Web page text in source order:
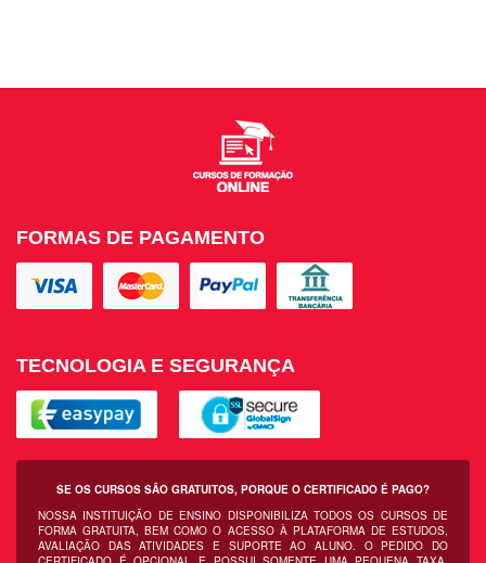
FORMAS DE PAGAMENTO
TECNOLOGIA E SEGURANÇA
SE OS CURSOS SÃO GRATUITOS, PORQUE O CERTIFICADO É PAGO?
NOSSA INSTITUIÇÃO DE ENSINO DISPONIBILIZA TODOS OS CURSOS DE
FORMA GRATUITA, BEM COMO O ACESSO À PLATAFORMA DE ESTUDOS,
AVALIAÇÃO DAS ATIVIDADES E SUPORTE AO ALUNO. O PEDIDO DO